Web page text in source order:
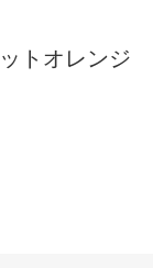
トオレンジ